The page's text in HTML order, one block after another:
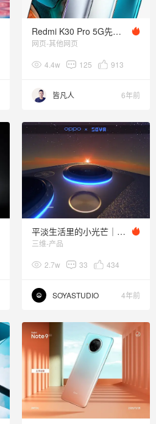
Redmi K30 Pro 5G先锋旗舰 产品KV 美术设计 提案后期
网页-其他网页
4.4w 125 913
皆凡人 6年前
平淡生活里的小光芒｜小星环 OPPO A96 广告短片
三维-产品
2.7w 33 434
SOYASTUDIO 4年前